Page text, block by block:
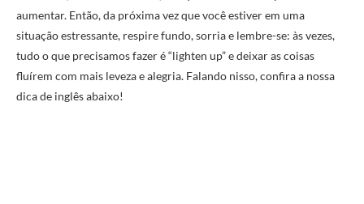
aumentar. Então, da próxima vez que você estiver em uma
situação estressante, respire fundo, sorria e lembre-se: às vezes,
tudo o que precisamos fazer é “lighten up” e deixar as coisas
fluírem com mais leveza e alegria. Falando nisso, confira a nossa
dica de inglês abaixo!